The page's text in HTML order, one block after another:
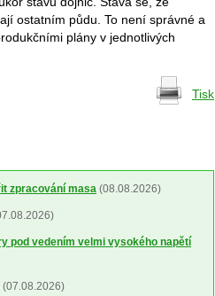
ostatním půdu. To není správné a
plány v jednotlivých
Tisk
zpracování masa (08.08.2026)
pod vedením velmi vysokého napětí
(07.08.2026)